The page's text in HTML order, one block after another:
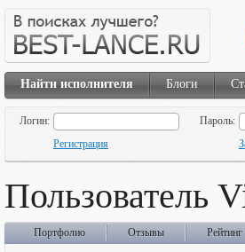
Найти исполнителя Блоги
Логин:
Пароль:
Регистрация
Пользователь
Портфолио Отзывы Рейтинг